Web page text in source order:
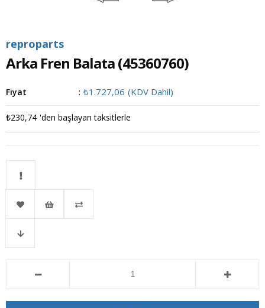
reproparts
Arka Fren Balata(45360760)
Fiyat : ₺1.727,06 (KDV Dahil)
₺230,74 'den başlayan taksitlerle
Kritik
Stok
Favorilere